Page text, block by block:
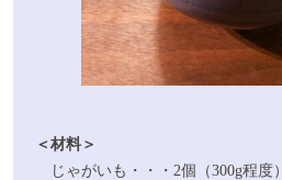
＜材料＞
じゃがいも・・・2個（300g程度）